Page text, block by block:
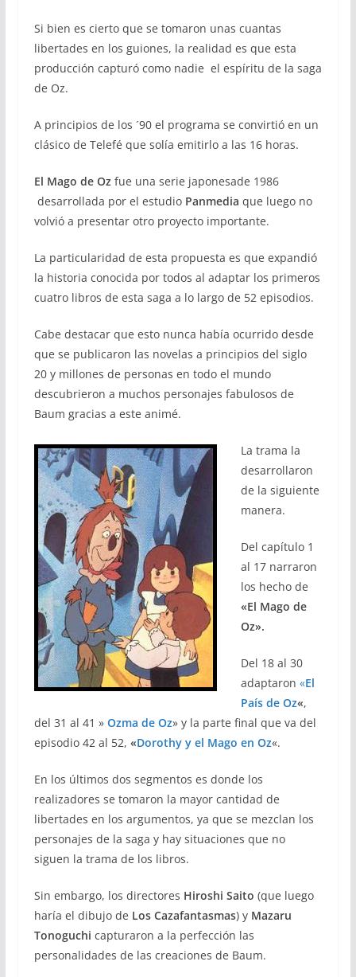
Si bien es cierto que se tomaron unas cuantas
libertades en los guiones, la realidad es que esta
producción capturó como nadie el espíritu de la saga
de Oz.
A principios de los ´90 el programa se convirtió en un
clásico de Telefé que solía emitirlo a las 16 horas.
El Mago de Ozfue una serie japonesade 1986
desarrollada por el estudio Panmedia que luego no
volvió a presentar otro proyecto importante.
La particularidad de esta propuesta es que expandió
la historia conocida por todos al adaptar los primeros
cuatro libros de esta saga a lo largo de 52 episodios.
Cabe destacar que esto nunca había ocurrido desde
que se publicaron las novelas a principios del siglo
20 y millones de personas en todo el mundo
descubrieron a muchos personajes fabulosos de
Baum gracias a este animé.
La trama la
desarrollaron
de la siguiente
manera.
Del capítulo 1
al 17 narraron
los hecho de
«El Mago de
Oz».
Del 18 al 30
adaptaron «El
País de Oz«,
del 31 al 41 » Ozma de Oz» y la parte final que va del
episodio 42 al 52, «Dorothy y el Mago en Oz«.
En los últimos dos segmentos es donde los
realizadores se tomaron la mayor cantidad de
libertades en los argumentos, ya que se mezclan los
personajes de la saga y hay situaciones que no
siguen la trama de los libros.
Sin embargo, los directores Hiroshi Saito (que luego
haría el dibujo de Los Cazafantasmas) y Mazaru
Tonoguchi capturaron a la perfección las
personalidades de las creaciones de Baum.